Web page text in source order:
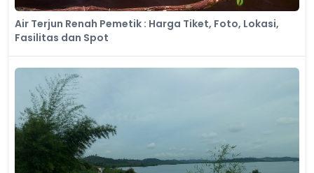
Air Terjun Renah Pemetik : Harga Tiket, Foto, Lokasi,
Fasilitas dan Spot